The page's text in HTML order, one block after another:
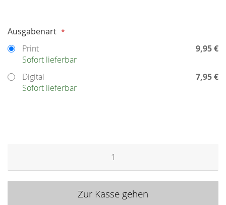
Auswählen
Ausgabenart
Print
9,95 €
Sofort lieferbar
Digital
7,95 €
Sofort lieferbar
Zur Kasse gehen